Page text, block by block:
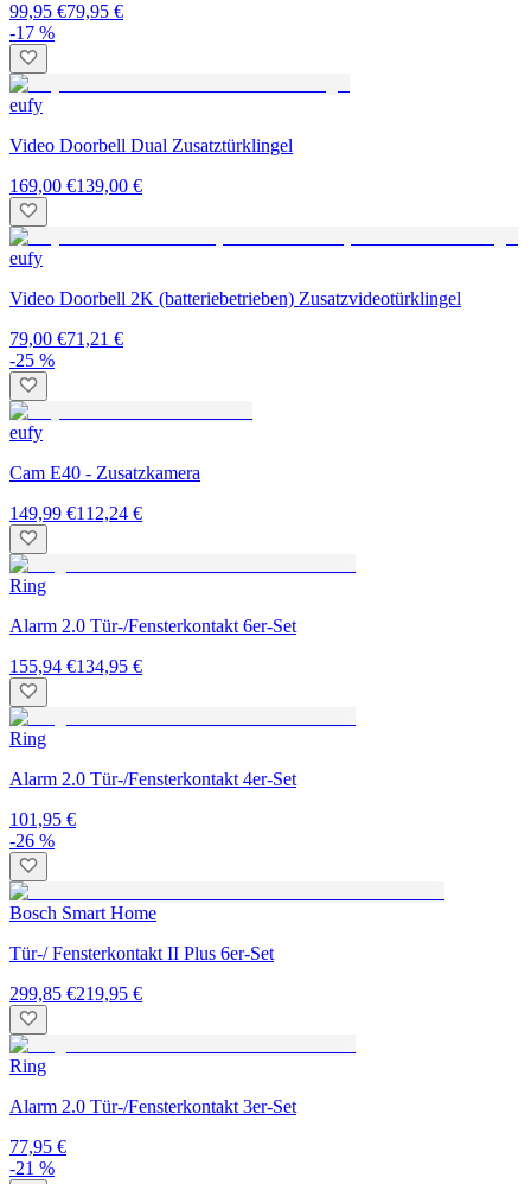
99,95 €79,95 €
-17 %
eufy
Video Doorbell Dual Zusatztürklingel
169,00 €139,00 €
eufy
Video Doorbell 2K (batteriebetrieben) Zusatzvideotürklingel
79,00 €71,21 €
-25 %
eufy
Cam E40 - Zusatzkamera
149,99 €112,24 €
Ring
Alarm 2.0 Tür-/Fensterkontakt 6er-Set
155,94 €134,95 €
Ring
Alarm 2.0 Tür-/Fensterkontakt 4er-Set
101,95 €
-26 %
Bosch Smart Home
Tür-/ Fensterkontakt II Plus 6er-Set
299,85 €219,95 €
Ring
Alarm 2.0 Tür-/Fensterkontakt 3er-Set
77,95 €
-21 %